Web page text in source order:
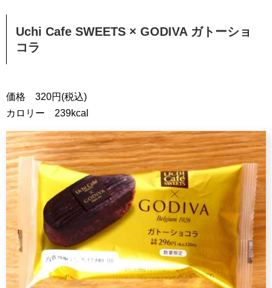
Uchi Cafe SWEETS × GODIVA ガトーショ
コラ
価格 320円(税込)
カロリー 239kcal